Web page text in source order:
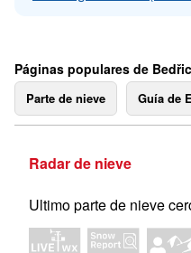
Páginas populares de
Parte de nieve Guía de
Radar de nieve
Ultimo parte de nieve